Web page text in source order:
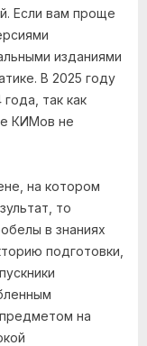
Если вам проще
изданиями
В 2025 году
так как
КИМов не
на котором
то
в знаниях
подготовки,
на